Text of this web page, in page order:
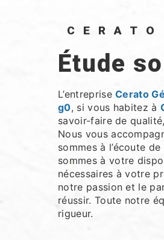
étude
L’entrepriseCerato
g0, si vous habitez à
savoir-faire de
Nous vous
sommes à l’écoute
sommes à votre
nécessaires à votre
notre passion et le
réussir. Toute notre
rigueur.